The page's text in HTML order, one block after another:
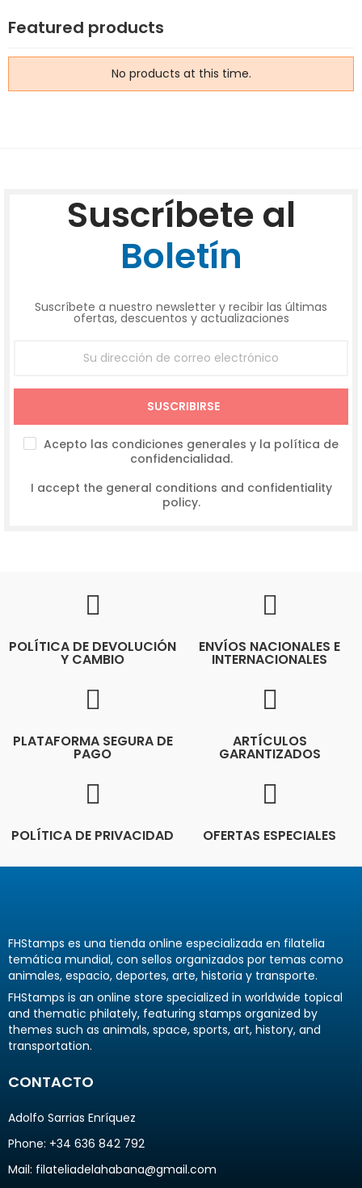
Featured products
No products at this time.
Suscríbete al
Boletín
Suscríbete a nuestro newsletter y recibir las últimas
ofertas, descuentos y actualizaciones
SUSCRIBIRSE
Acepto las condiciones generales y la política de
confidencialidad.
I accept the general conditions and confidentiality
policy.
POLÍTICA DE DEVOLUCIÓN
Y CAMBIO
ENVÍOS NACIONALES E
INTERNACIONALES
PLATAFORMA SEGURA DE
PAGO
ARTÍCULOS
GARANTIZADOS
POLÍTICA DE PRIVACIDAD OFERTAS ESPECIALES
FHStamps es una tienda online especializada en filatelia
temática mundial, con sellos organizados por temas como
animales, espacio, deportes, arte, historia y transporte.
FHStamps is an online store specialized in worldwide topical
and thematic philately, featuring stamps organized by
themes such as animals, space, sports, art, history, and
transportation.
CONTACTO
Adolfo Sarrias Enríquez
Phone: +34 636 842 792
Mail: filateliadelahabana@gmail.com